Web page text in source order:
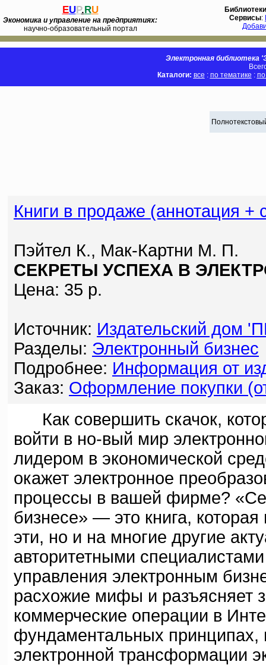
EUP.RU
Экономика и управление на предприятиях:
научно-образовательный портал
Библиотеки
Сервисы:
Электронная библиотека
Каталоги: все : по тематике :
Книги в продаже (аннотация +
Пэйтел К., Мак-Картни М. П.
СЕКРЕТЫ УСПЕХА В
Цена: 35 р.
Источник: Издательский дом
Разделы: Электронный бизнес
Подробнее: Информация от
Заказ: Оформление покупки
Как совершить скачок,
войти в но-вый мир
лидером в экономической
окажет электронное
процессы в вашей фирме?
бизнесе» — это книга,
эти, но и на многие другие
авторитетными специалистами
управления электронным
расхожие мифы и разъясняет
коммерческие операции в
фундаментальных принципах,
электронной трансформации